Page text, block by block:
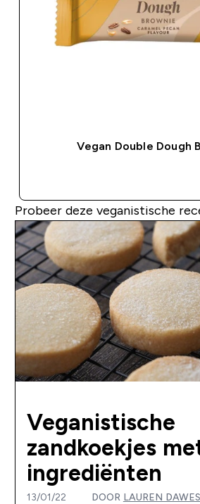
Vegan Double Dough
Probeer deze veganistische
Veganistische
zandkoekjes
ingrediënten
13/01/22 DOOR LAUREN DAWES